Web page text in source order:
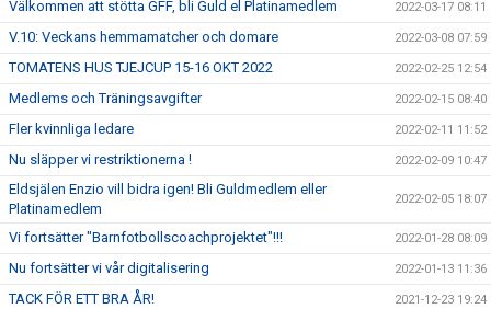
Välkommen att stötta GFF, bli Guld el Platinamedlem 2022-03-17 08:11
V.10: Veckans hemmamatcher och domare 2022-03-08 07:59
TOMATENS HUS TJEJCUP 15-16 OKT 2022 2022-02-25 12:54
Medlems och Träningsavgifter 2022-02-15 08:40
Fler kvinnliga ledare 2022-02-11 11:52
Nu släpper vi restriktionerna ! 2022-02-09 10:47
Eldsjälen Enzio vill bidra igen! Bli Guldmedlem eller
Platinamedlem
2022-02-05 18:07
Vi fortsätter "Barnfotbollscoachprojektet"!!! 2022-01-28 08:09
Nu fortsätter vi vår digitalisering 2022-01-13 11:36
TACK FÖR ETT BRA ÅR! 2021-12-23 19:24